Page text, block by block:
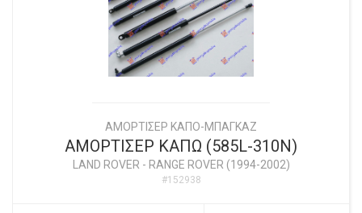
ΑΜΟΡΤΙΣΕΡ ΚΑΠΟ-ΜΠΑΓΚΑΖ
ΑΜΟΡΤΙΣΕΡ ΚΑΠΩ (585L-310N)
LAND ROVER - RANGE ROVER (1994-2002)
#152938